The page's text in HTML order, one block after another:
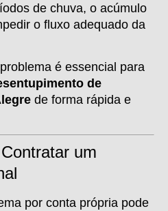
de chuva, o acúmulo
o fluxo adequado da
é essencial para
de
de forma rápida e
um
por conta própria pode